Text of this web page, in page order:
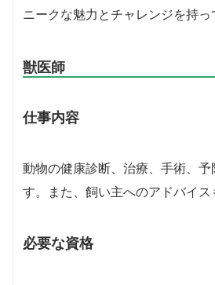
ニークな魅力とチャレンジを持っ
獣医師
仕事内容
動物の健康診断、治療、手術、予
す。また、飼い主へのアドバイス
必要な資格